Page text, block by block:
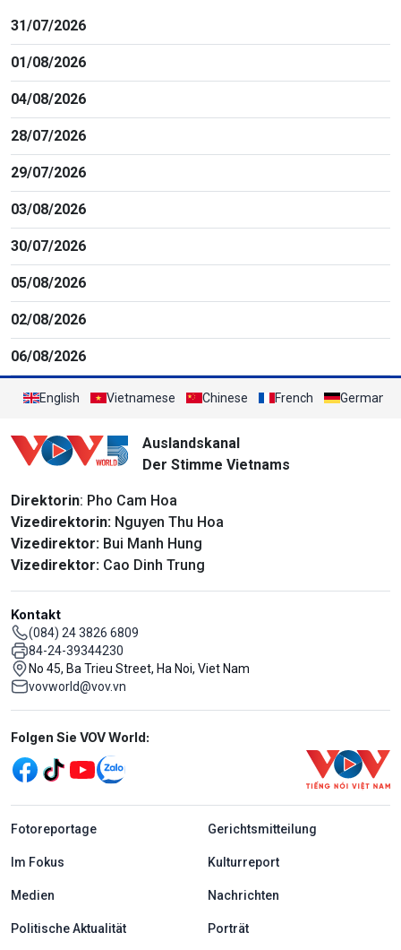
31/07/2026
01/08/2026
04/08/2026
28/07/2026
29/07/2026
03/08/2026
30/07/2026
05/08/2026
02/08/2026
06/08/2026
English Vietnamese Chinese French German
Auslandskanal
Der Stimme Vietnams
Direktorin: Pho Cam Hoa
Vizedirektorin: Nguyen Thu Hoa
Vizedirektor: Bui Manh Hung
Vizedirektor: Cao Dinh Trung
Kontakt
(084) 24 3826 6809
84-24-39344230
No 45, Ba Trieu Street, Ha Noi, Viet Nam
vovworld@vov.vn
Mạng xã hội
Folgen Sie VOV World:
menu footer tiếng Đức
Fotoreportage Gerichtsmitteilung
Im Fokus Kulturreport
Medien Nachrichten
Politische Aktualität Porträt